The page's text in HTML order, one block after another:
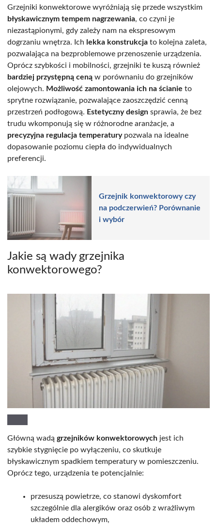
Grzejniki konwektorowe wyróżniają się przede wszystkim
błyskawicznym tempem nagrzewania, co czyni je
niezastąpionymi, gdy zależy nam na ekspresowym
dogrzaniu wnętrza. Ich lekka konstrukcja to kolejna zaleta,
pozwalająca na bezproblemowe przenoszenie urządzenia.
Oprócz szybkości i mobilności, grzejniki te kuszą również
bardziej przystępną ceną w porównaniu do grzejników
olejowych. Możliwość zamontowania ich na ścianie to
sprytne rozwiązanie, pozwalające zaoszczędzić cenną
przestrzeń podłogową. Estetyczny design sprawia, że bez
trudu wkomponują się w różnorodne aranżacje, a
precyzyjna regulacja temperaturypozwala na idealne
dopasowanie poziomu ciepła do indywidualnych
preferencji.
Grzejnik konwektorowy czy
na podczerwień? Porównanie
i wybór
Jakie są wady grzejnika
konwektorowego?
Główną wadą grzejników konwektorowych jest ich
szybkie stygnięcie po wyłączeniu, co skutkuje
błyskawicznym spadkiem temperatury w pomieszczeniu.
Oprócz tego, urządzenia te potencjalnie:
przesuszą powietrze, co stanowi dyskomfort
szczególnie dla alergików oraz osób z wrażliwym
układem oddechowym,